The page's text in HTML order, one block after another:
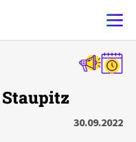
30.09.2022